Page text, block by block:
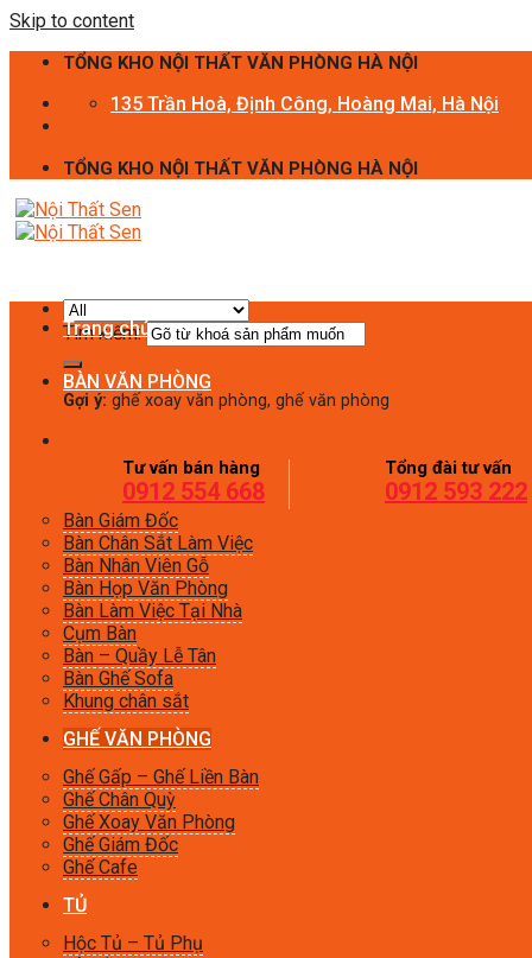
Skip to content
TỔNG KHO NỘI THẤT VĂN PHÒNG HÀ NỘI
135 Trần Hoà, Định Công, Hoàng Mai, Hà Nội
TỔNG KHO NỘI THẤT VĂN PHÒNG HÀ NỘI
Tìm kiếm:
Gợi ý: ghế xoay văn phòng, ghế văn phòng
Tư vấn bán hàng
0912 554 668
Tổng đài tư vấn
0912 593 222
Trang chủ
BÀN VĂN PHÒNG
Bàn Giám Đốc
Bàn Chân Sắt Làm Việc
Bàn Nhân Viên Gỗ
Bàn Họp Văn Phòng
Bàn Làm Việc Tại Nhà
Cụm Bàn
Bàn – Quầy Lễ Tân
Bàn Ghế Sofa
Khung chân sắt
GHẾ VĂN PHÒNG
Ghế Gấp – Ghế Liền Bàn
Ghế Chân Quỳ
Ghế Xoay Văn Phòng
Ghế Giám Đốc
Ghế Cafe
TỦ
Hộc Tủ – Tủ Phụ